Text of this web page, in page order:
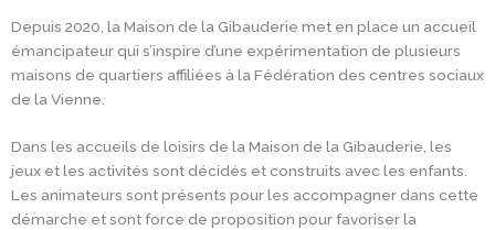
Depuis 2020, la Maison de la Gibauderie met en place un accueil
émancipateur qui s’inspire d’une expérimentation de plusieurs
maisons de quartiers affiliées à la Fédération des centres sociaux
de la Vienne.
Dans les accueils de loisirs de la Maison de la Gibauderie, les
jeux et les activités sont décidés et construits avec les enfants.
Les animateurs sont présents pour les accompagner dans cette
démarche et sont force de proposition pour favoriser la